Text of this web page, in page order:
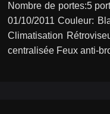
Nombre de portes:5
01/10/2011 Couleur:
Climatisation
centralisée Feux anti-